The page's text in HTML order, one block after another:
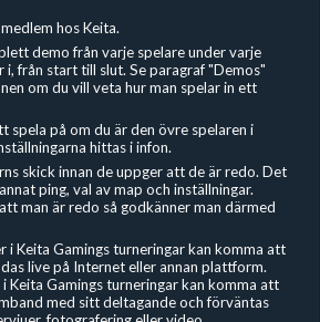
hos Keita.
demo från varje spelare under varje
i, från start till slut. Se paragraf "Demos"
om du vill veta hur man spelar in ett
spela på om du är den övre spelaren i
hittas i infon.
skick innan de uppger att de är redo. Det
ping, val av map och inställningar.
man är redo så godkänner man därmed
i Keita Gamings turneringar kan komma att
live på Internet eller annan plattform.
Keita Gamings turneringar kan komma att
med sitt deltagande och förväntas